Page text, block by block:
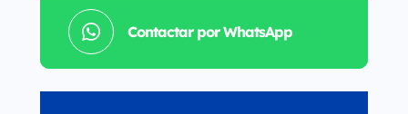
Contactar por WhatsApp